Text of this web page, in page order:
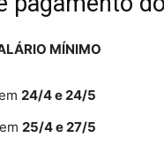
MÍNIMO
24/4 e 24/5
25/4 e 27/5